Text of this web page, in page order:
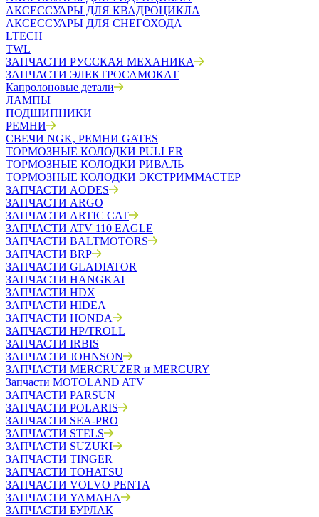
АКСЕССУАРЫ ДЛЯ КВАДРОЦИКЛА
АКСЕССУАРЫ ДЛЯ СНЕГОХОДА
LTECH
TWL
ЗАПЧАСТИ РУССКАЯ МЕХАНИКА
ЗАПЧАСТИ ЭЛЕКТРОСАМОКАТ
Капролоновые детали
ЛАМПЫ
ПОДШИПНИКИ
РЕМНИ
СВЕЧИ NGK, РЕМНИ GATES
ТОРМОЗНЫЕ КОЛОДКИ PULLER
ТОРМОЗНЫЕ КОЛОДКИ РИВАЛЬ
ТОРМОЗНЫЕ КОЛОДКИ ЭКСТРИММАСТЕР
ЗАПЧАСТИ AODES
ЗАПЧАСТИ ARGO
ЗАПЧАСТИ ARTIC CAT
ЗАПЧАСТИ ATV 110 EAGLE
ЗАПЧАСТИ BALTMOTORS
ЗАПЧАСТИ BRP
ЗАПЧАСТИ GLADIATOR
ЗАПЧАСТИ HANGKAI
ЗАПЧАСТИ HDX
ЗАПЧАСТИ HIDEA
ЗАПЧАСТИ HONDA
ЗАПЧАСТИ HP/TROLL
ЗАПЧАСТИ IRBIS
ЗАПЧАСТИ JOHNSON
ЗАПЧАСТИ MERCRUZER и MERCURY
Запчасти MOTOLAND ATV
ЗАПЧАСТИ PARSUN
ЗАПЧАСТИ POLARIS
ЗАПЧАСТИ SEA-PRO
ЗАПЧАСТИ STELS
ЗАПЧАСТИ SUZUKI
ЗАПЧАСТИ TINGER
ЗАПЧАСТИ TOHATSU
ЗАПЧАСТИ VOLVO PENTA
ЗАПЧАСТИ YAMAHA
ЗАПЧАСТИ БУРЛАК